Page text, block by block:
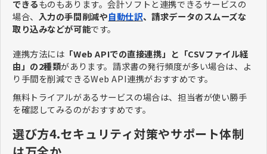
できるものもあります。会計ソフトと連携できるサービスの
場合、 入力の手間削減や自動仕訳、請求データのスムーズな
取り込みなどが可能です。
連携方法には 「Web APIでの直接連携」と「CSVファイル経
由」の2種類があります。請求書の発行頻度が多い場合は、よ
り手間を削減できるWeb API連携がおすすめです。
無料トライアルがあるサービスの場合は、担当者が使い勝手
を確認してみるのがおすすめです。
選び方4.セキュリティ対策やサポート体制